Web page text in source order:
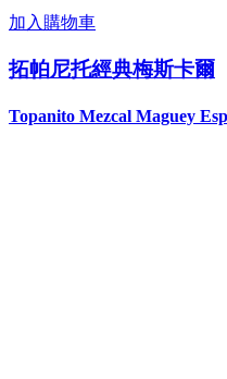
加入購物車
拓帕尼托經典梅斯卡爾
Topanito Mezcal Maguey